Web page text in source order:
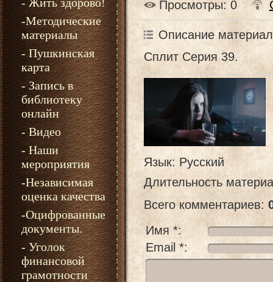
-Методические
материалы
- Пушкинская
карта
- Запись в
библиотеку
онлайн
- Видео
- Наши
мероприятия
-Независимая
оценка качества
-Оцифрованные
документы.
- Уголок
финансовой
грамотности
Просмотры: 0
Описание
Сплит Серия 39.
Язык: Русский
Длительность
Всего комментариев:
Имя *:
Email *: